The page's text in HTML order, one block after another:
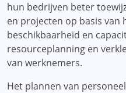
hun bedrijven beter
en projecten op basis van
beschikbaarheid en
resourceplanning en
van werknemers.
Het plannen van